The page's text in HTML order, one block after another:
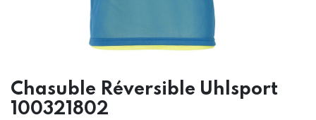
Chasuble Réversible Uhlsport
100321802